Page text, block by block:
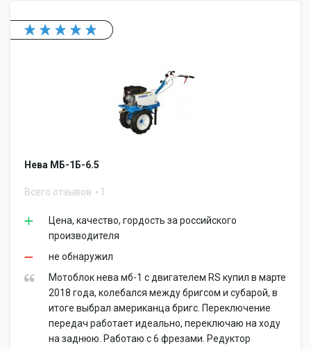
Нева МБ-1Б-6.5
Всего отзывов 1
Цена, качество, гордость за российского
производителя
не обнаружил
Мотоблок нева мб-1 с двигателем RS купил в марте
2018 года, колебался между бригсом и субарой, в
итоге выбрал американца бригс. Переключение
передач работает идеально, переключаю на ходу
на заднюю. Работаю с 6 фрезами. Редуктор